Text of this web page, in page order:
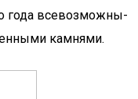
года все­воз­мож­ны­
камнями.